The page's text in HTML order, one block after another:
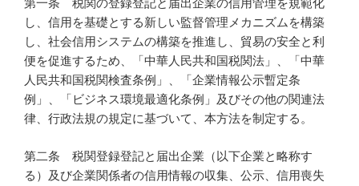
第一条 税関の登録登記と届出企業の信用管理を規範化
し、信用を基礎とする新しい監督管理メカニズムを構築
し、社会信用システムの構築を推進し、貿易の安全と利
便を促進するため、「中華人民共和国税関法」、「中華
人民共和国税関検査条例」、「企業情報公示暫定条
例」、「ビジネス環境最適化条例」及びその他の関連法
律、行政法規の規定に基づいて、本方法を制定する。
第二条 税関登録登記と届出企業（以下企業と略称す
る）及び企業関係者の信用情報の収集、公示、信用喪失